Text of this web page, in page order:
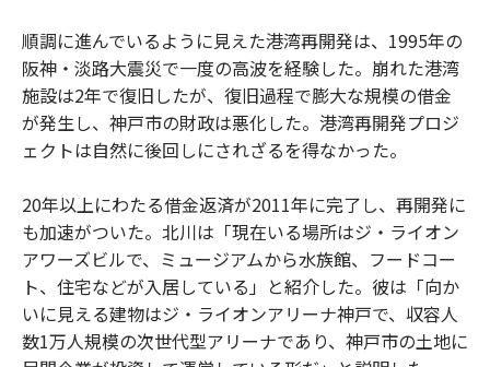
順調に進んでいるように見えた港湾再開発は、1995年の
阪神・淡路大震災で一度の高波を経験した。崩れた港湾
施設は2年で復旧したが、復旧過程で膨大な規模の借金
が発生し、神戸市の財政は悪化した。港湾再開発プロジ
ェクトは自然に後回しにされざるを得なかった。
20年以上にわたる借金返済が2011年に完了し、再開発に
も加速がついた。北川は「現在いる場所はジ・ライオン
アワーズビルで、ミュージアムから水族館、フードコー
ト、住宅などが入居している」と紹介した。彼は「向か
いに見える建物はジ・ライオンアリーナ神戸で、収容人
数1万人規模の次世代型アリーナであり、神戸市の土地に